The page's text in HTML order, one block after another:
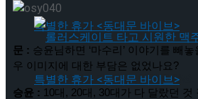
롤러스케이트 타고 시원한 맥주 한잔!
문 : 승윤님하면 ‘마수리’ 이야기를 빼
우 이미지에 대한 부담은 없었나요?
승윤 : 10대, 20대, 30대가 다 달랐던 것